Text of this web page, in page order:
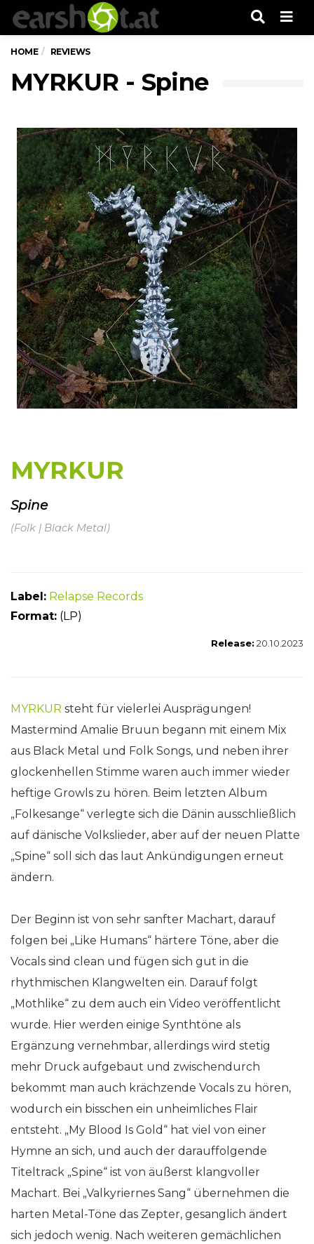
HOME REVIEWS
MYRKUR - Spine
MYRKUR
Spine
(Folk | Black Metal)
Label: Relapse Records
Format: (LP)
Release: 20.10.2023
MYRKUR steht für vielerlei Ausprägungen!
Mastermind Amalie Bruun begann mit einem Mix
aus Black Metal und Folk Songs, und neben ihrer
glockenhellen Stimme waren auch immer wieder
heftige Growls zu hören. Beim letzten Album
„Folkesange“ verlegte sich die Dänin ausschließlich
auf dänische Volkslieder, aber auf der neuen Platte
„Spine“ soll sich das laut Ankündigungen erneut
ändern.
Der Beginn ist von sehr sanfter Machart, darauf
folgen bei „Like Humans“ härtere Töne, aber die
Vocals sind clean und fügen sich gut in die
rhythmischen Klangwelten ein. Darauf folgt
„Mothlike“ zu dem auch ein Video veröffentlicht
wurde. Hier werden einige Synthtöne als
Ergänzung vernehmbar, allerdings wird stetig
mehr Druck aufgebaut und zwischendurch
bekommt man auch krächzende Vocals zu hören,
wodurch ein bisschen ein unheimliches Flair
entsteht. „My Blood Is Gold“ hat viel von einer
Hymne an sich, und auch der darauffolgende
Titeltrack „Spine“ ist von äußerst klangvoller
Machart. Bei „Valkyriernes Sang“ übernehmen die
harten Metal-Töne das Zepter, gesanglich ändert
sich jedoch wenig. Nach weiteren gemächlichen